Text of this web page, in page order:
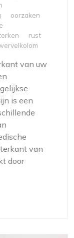
oorzaken
rust
van uw
is een
van
door